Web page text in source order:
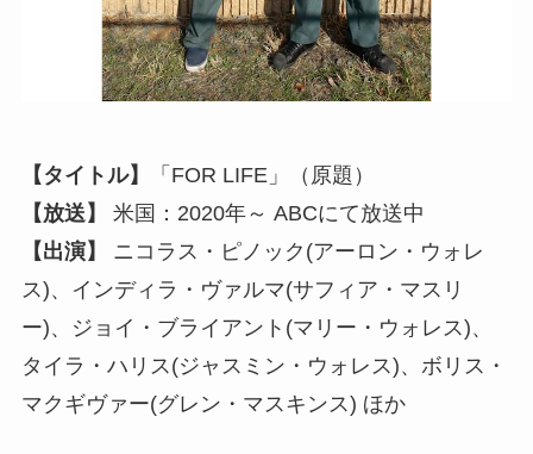
【タイトル】
「FOR LIFE」（原題）
【放送】
米国：2020年～ ABCにて放送中
【出演】
ニコラス・ピノック(アーロン・ウォレ
ス)、インディラ・ヴァルマ(サフィア・マスリ
ー)、ジョイ・ブライアント(マリー・ウォレス)、
タイラ・ハリス(ジャスミン・ウォレス)、ボリス・
マクギヴァー(グレン・マスキンス) ほか